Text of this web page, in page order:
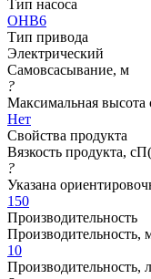
Тип насоса
ОНВ6
Тип привода
Электрический
Самовсасывание, м
?
Максимальная высота
Нет
Свойства продукта
Вязкость продукта,
?
Указана
150
Производительность
Производительность,
10
Производительность,